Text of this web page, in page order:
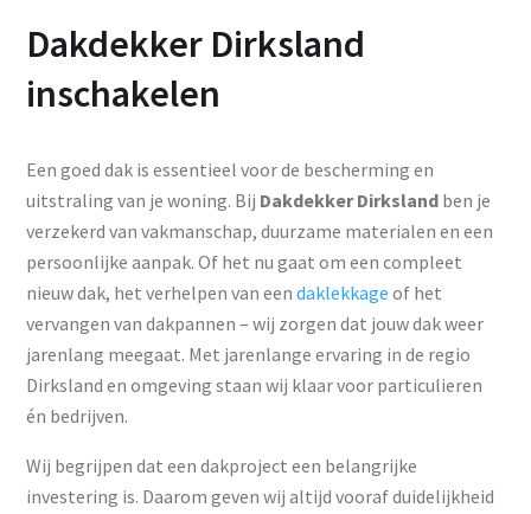
Dakdekker Dirksland
inschakelen
Een goed dak is essentieel voor de bescherming en
uitstraling van je woning. Bij Dakdekker Dirksland ben je
verzekerd van vakmanschap, duurzame materialen en een
persoonlijke aanpak. Of het nu gaat om een compleet
nieuw dak, het verhelpen van eendaklekkage of het
vervangen van dakpannen – wij zorgen dat jouw dak weer
jarenlang meegaat. Met jarenlange ervaring in de regio
Dirksland en omgeving staan wij klaar voor particulieren
én bedrijven.
Wij begrijpen dat een dakproject een belangrijke
investering is. Daarom geven wij altijd vooraf duidelijkheid